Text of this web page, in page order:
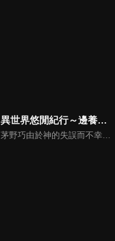
異世界悠閒紀行～邊養娃邊當冒險者～
茅野巧由於神的失誤而不幸喪命，因此轉生。在獲得各種技能，被送到異世界後，他身處在有魔物潛伏的危險森林裡。巧在森林裡發現了一對應是雙胞胎的年幼男童及女童，他將兩個孩子分別命名為亞倫和艾蓮娜後收養了他們。巧雖然很驚訝他們能靠格鬥術輕鬆地打倒魔物，在抵達城鎮後仍為了生活，去冒險者公會登記成為了冒險者。守護著亞倫和艾蓮娜的成長，悠哉的冒險者生活就此揭開序幕！